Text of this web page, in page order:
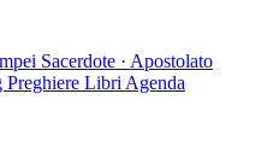
Sacerdote · Apostolato
Preghiere Libri Agenda